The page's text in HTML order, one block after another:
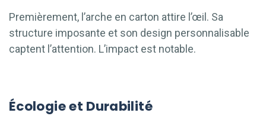
Premièrement, l’arche en carton attire l’œil. Sa
structure imposante et son design personnalisable
captent l’attention. L’impact est notable.
Écologie et Durabilité